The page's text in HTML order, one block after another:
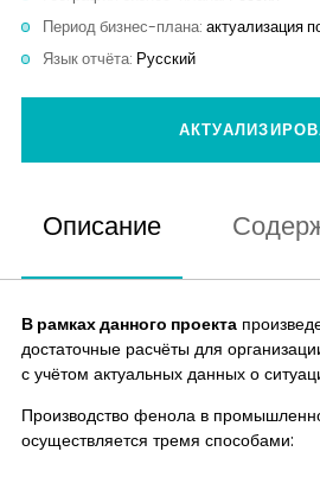
Период бизнес-плана: актуализация
Язык отчёта: Русский
Описание
В рамках данного проекта
достаточные расчёты для
с учётом актуальных данных о
Производство фенола в
осуществляется тремя способами: